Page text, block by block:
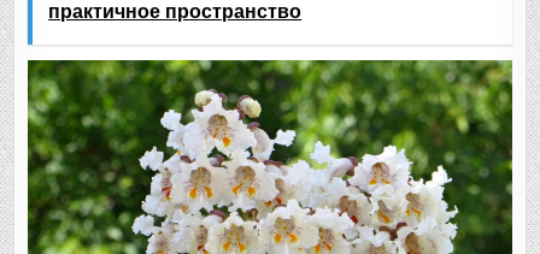
практичное пространство